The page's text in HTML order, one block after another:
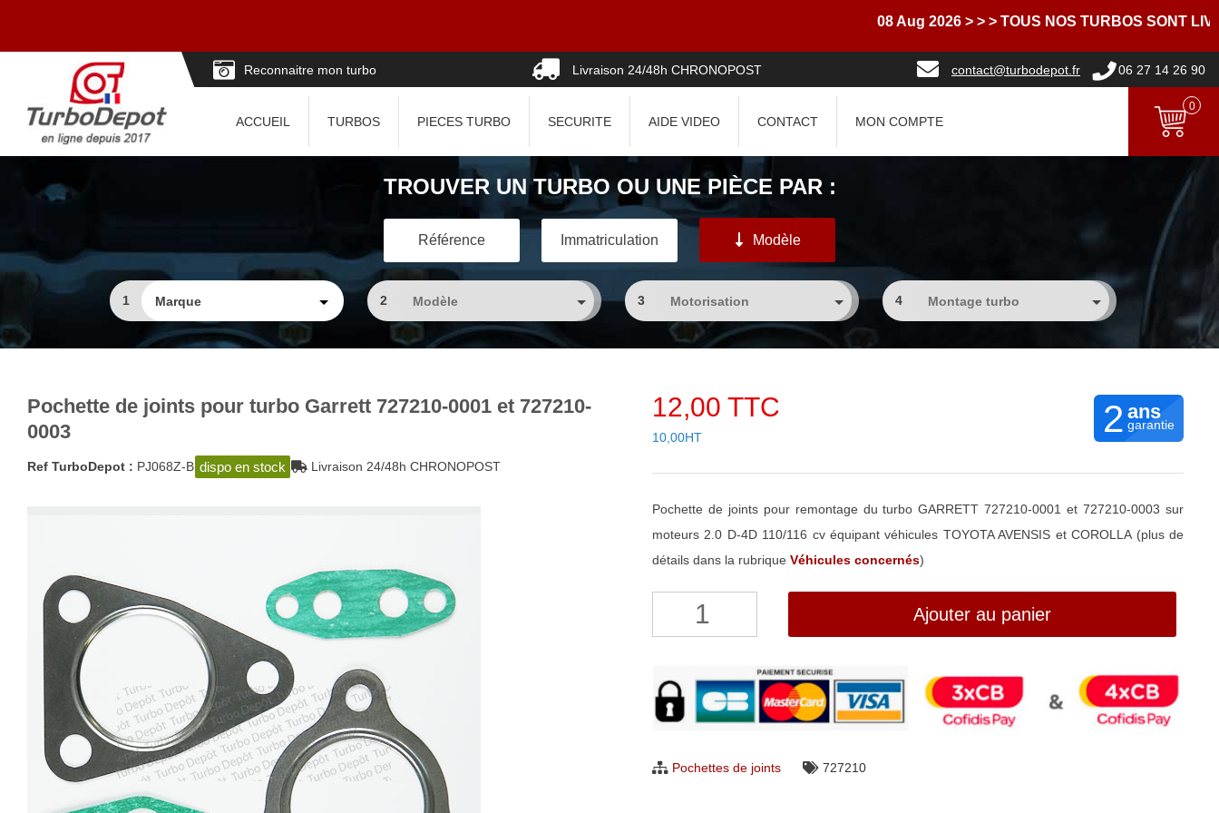
08 Aug 2026 > > > TOUS NOS TURBOS SONT LIVRES
Reconnaitre mon turbo Livraison 24/48h CHRONOPOST contact@turbodepot.fr 06 27 14 26 90
ACCUEIL TURBOS PIECES TURBO SECURITE AIDE VIDEO CONTACT MON COMPTE
0
TROUVER UN TURBO OU UNE PIÈCE PAR :
Référence Immatriculation Modèle
1 2 3 4
Pochette de joints pour turbo Garrett 727210-0001 et 727210-
0003
Ref TurboDepot : PJ068Z-B dispo en stock Livraison 24/48h CHRONOPOST
12,00 TTC
10,00HT 2 ans
garantie
Pochette de joints pour remontage du turbo GARRETT 727210-0001 et 727210-0003 sur
moteurs 2.0 D-4D 110/116 cv équipant véhicules TOYOTA AVENSIS et COROLLA (plus de
détails dans la rubrique Véhicules concernés)
de
joints
Ajouter au panier
Pochettes de joints 727210